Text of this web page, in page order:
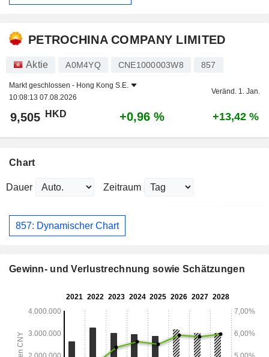
PETROCHINA COMPANY LIMITED
Aktie A0M4YQ CNE1000003W8 857
Markt geschlossen - Hong Kong S.E.
10:08:13 07.08.2026
Veränd. 1. Jan.
9,505 HKD +0,96 % +13,42 %
Chart
Dauer Zeitraum
857: Dynamischer Chart
Gewinn- und Verlustrechnung sowie Schätzungen